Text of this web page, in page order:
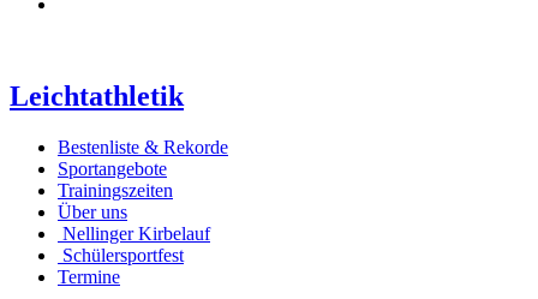
Leichtathletik
Bestenliste & Rekorde
Sportangebote
Trainingszeiten
Über uns
Nellinger Kirbelauf
Schülersportfest
Termine